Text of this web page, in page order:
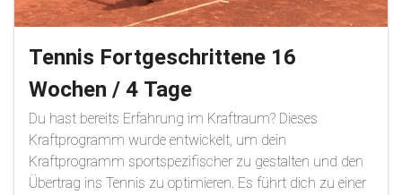
Tennis Fortgeschrittene 16
Wochen / 4 Tage
Du hast bereits Erfahrung im Kraftraum? Dieses
Kraftprogramm wurde entwickelt, um dein
Kraftprogramm sportspezifischer zu gestalten und den
Übertrag ins Tennis zu optimieren. Es führt dich zu einer